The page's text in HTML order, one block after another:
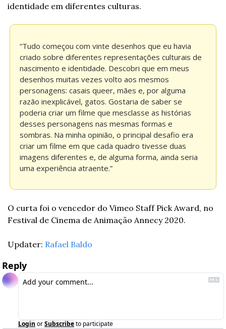
identidade em diferentes culturas.
“Tudo começou com vinte desenhos que eu havia
criado sobre diferentes representações culturais de
nascimento e identidade. Descobri que em meus
desenhos muitas vezes volto aos mesmos
personagens: casais queer, mães e, por alguma
razão inexplicável, gatos. Gostaria de saber se
poderia criar um filme que mesclasse as histórias
desses personagens nas mesmas formas e
sombras. Na minha opinião, o principal desafio era
criar um filme em que cada quadro tivesse duas
imagens diferentes e, de alguma forma, ainda seria
uma experiência atraente.”
O curta foi o vencedor do Vimeo Staff Pick Award, no
Festival de Cinema de Animação Annecy 2020.
Updater: Rafael Baldo
Reply
Login orSubscribeto participate